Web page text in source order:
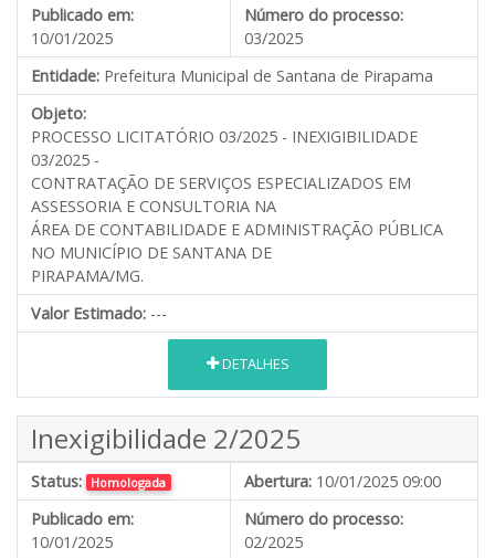
Publicado em:
10/01/2025
Número do processo:
03/2025
Entidade: Prefeitura Municipal de Santana de Pirapama
Objeto:
PROCESSO LICITATÓRIO 03/2025 - INEXIGIBILIDADE
03/2025 -
CONTRATAÇÃO DE SERVIÇOS ESPECIALIZADOS EM
ASSESSORIA E CONSULTORIA NA
ÁREA DE CONTABILIDADE E ADMINISTRAÇÃO PÚBLICA
NO MUNICÍPIO DE SANTANA DE
PIRAPAMA/MG.
Valor Estimado: ---
DETALHES
Inexigibilidade 2/2025
Status: Homologada Abertura: 10/01/2025 09:00
Publicado em:
10/01/2025
Número do processo:
02/2025